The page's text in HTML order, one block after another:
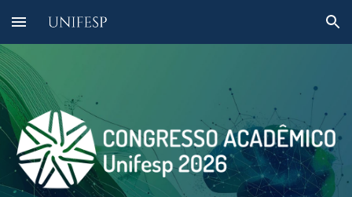
Skip to main content Skip to navigation